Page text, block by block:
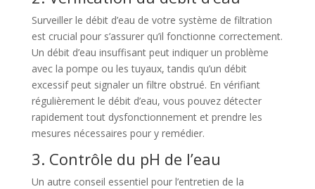
Surveiller le débit d’eau de votre système de filtration
est crucial pour s’assurer qu’il fonctionne correctement.
Un débit d’eau insuffisant peut indiquer un problème
avec la pompe ou les tuyaux, tandis qu’un débit
excessif peut signaler un filtre obstrué. En vérifiant
régulièrement le débit d’eau, vous pouvez détecter
rapidement tout dysfonctionnement et prendre les
mesures nécessaires pour y remédier.
3. Contrôle du pH de l’eau
Un autre conseil essentiel pour l’entretien de la